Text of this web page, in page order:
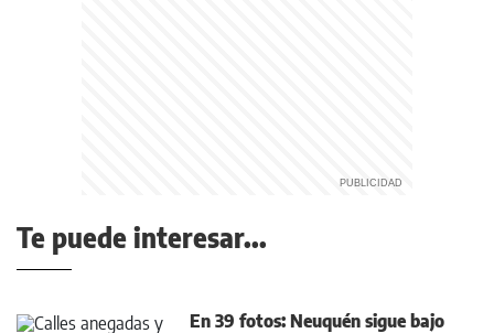
Te puede interesar...
En 39 fotos: Neuquén sigue bajo